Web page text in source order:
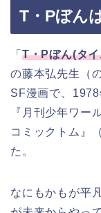
T・Pぼん
「 T・Pぼん(タ
の藤本弘先生（
SF漫画で、
『月刊少年ワー
コミックトム』
た。
なにもかもが平